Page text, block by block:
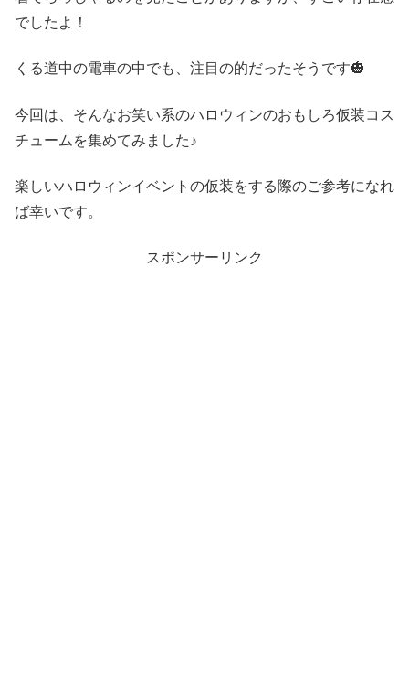
でしたよ！
くる道中の電車の中でも、注目の的だったそうです🎃
今回は、そんなお笑い系のハロウィンのおもしろ仮装コス
チュームを集めてみました♪
楽しいハロウィンイベントの仮装をする際のご参考になれ
ば幸いです。
スポンサーリンク